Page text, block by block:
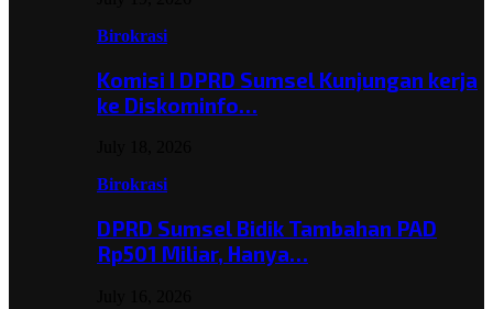
Birokrasi
Komisi I DPRD Sumsel Kunjungan kerja
ke Diskominfo…
Birokrasi
DPRD Sumsel Bidik Tambahan PAD
Rp501 Miliar, Hanya…